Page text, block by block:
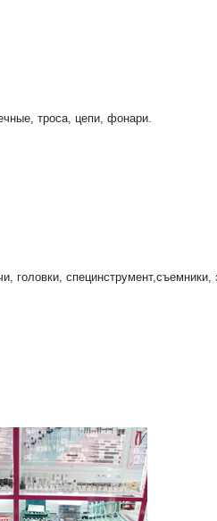
троса, цепи, фонари.
головки, специнструмент,съемники,